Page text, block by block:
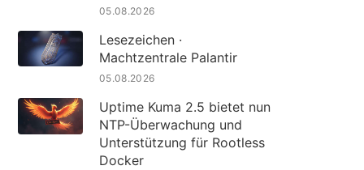
05.08.2026
Lesezeichen ·
Machtzentrale Palantir
05.08.2026
Uptime Kuma 2.5 bietet nun
NTP-Überwachung und
Unterstützung für Rootless
Docker